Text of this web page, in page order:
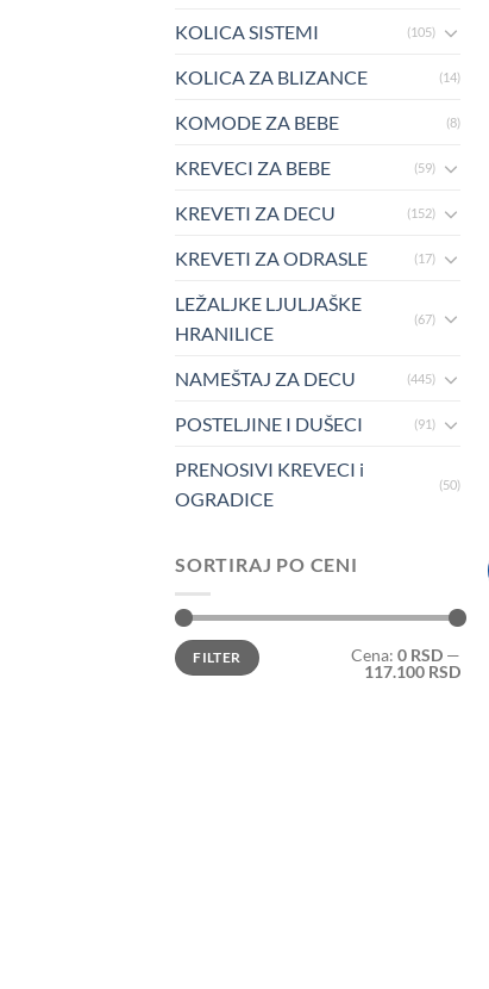
KOLICA SISTEMI (105)
KOLICA ZA BLIZANCE (14)
KOMODE ZA BEBE (8)
KREVECI ZA BEBE (59)
KREVETI ZA DECU (152)
KREVETI ZA ODRASLE (17)
LEŽALJKE LJULJAŠKE
HRANILICE
(67)
NAMEŠTAJ ZA DECU (445)
POSTELJINE I DUŠECI (91)
PRENOSIVI KREVECI i
OGRADICE
(50)
SORTIRAJ PO CENI
Minimalna
cena
Maksimalna
cenaFILTER Cena: 0 RSD —
117.100 RSD